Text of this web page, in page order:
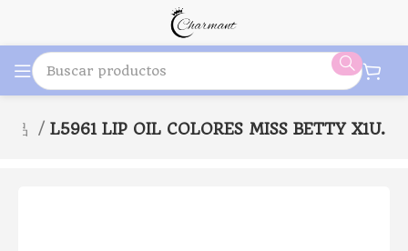
品 L5961 LIP OIL COLORES MISS BETTY X1U.